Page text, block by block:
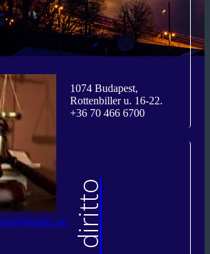
1074 Budapest,
Rottenbiller u. 16-22.
+36 70 466 6700